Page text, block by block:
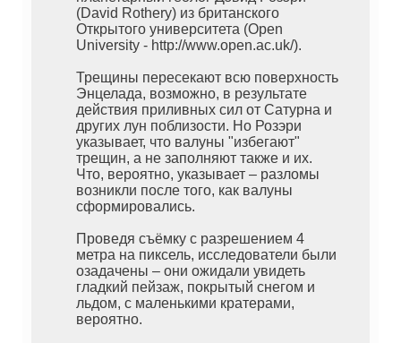
(David Rothery) из британского
Открытого университета (Open
University - http://www.open.ac.uk/).
Трещины пересекают всю поверхность
Энцелада, возможно, в результате
действия приливных сил от Сатурна и
других лун поблизости. Но Розэри
указывает, что валуны "избегают"
трещин, а не заполняют также и их.
Что, вероятно, указывает – разломы
возникли после того, как валуны
сформировались.
Проведя съёмку с разрешением 4
метра на пиксель, исследователи были
озадачены – они ожидали увидеть
гладкий пейзаж, покрытый снегом и
льдом, с маленькими кратерами,
вероятно.